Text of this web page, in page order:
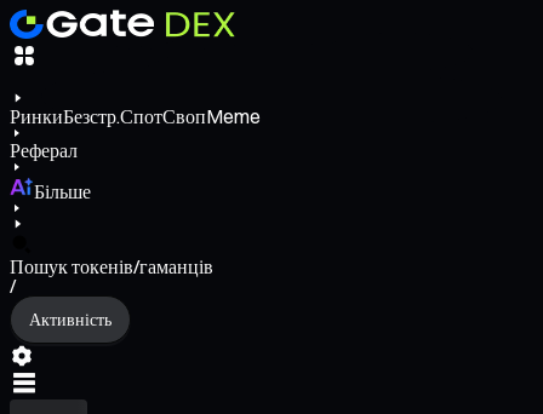
РинкиБезстр.СпотСвопMeme
Реферал
Більше
Пошук токенів/гаманців
/
Активність